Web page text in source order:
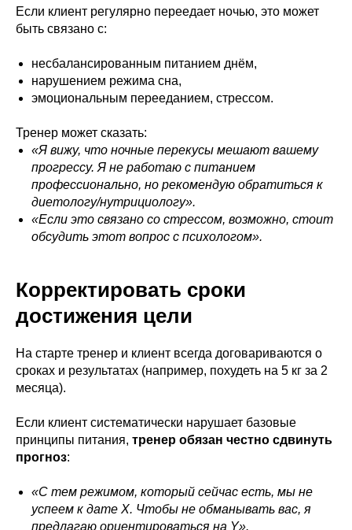
Если клиент регулярно переедает ночью, это может
быть связано с:
несбалансированным питанием днём,
нарушением режима сна,
эмоциональным перееданием, стрессом.
Тренер может сказать:
«Я вижу, что ночные перекусы мешают вашему
прогрессу. Я не работаю с питанием
профессионально, но рекомендую обратиться к
диетологу/нутрициологу».
«Если это связано со стрессом, возможно, стоит
обсудить этот вопрос с психологом».
Корректировать сроки
достижения цели
На старте тренер и клиент всегда договариваются о
сроках и результатах (например, похудеть на 5 кг за 2
месяца).
Если клиент систематически нарушает базовые
принципы питания, тренер обязан честно сдвинуть
прогноз:
«С тем режимом, который сейчас есть, мы не
успеем к дате X. Чтобы не обманывать вас, я
предлагаю ориентироваться на Y».